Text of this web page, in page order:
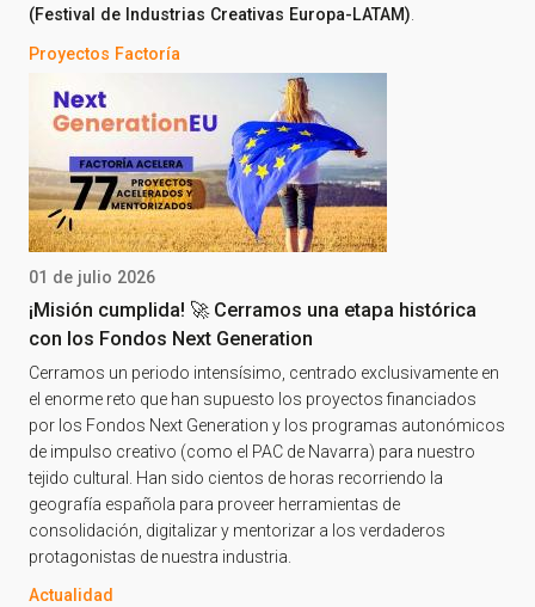
(Festival de Industrias Creativas Europa-LATAM)
Proyectos Factoría
01 de julio 2026
¡Misión cumplida! 🚀 Cerramos una etapa histórica
con los Fondos Next Generation
Cerramos un periodo intensísimo, centrado exclusivamente en
el enorme reto que han supuesto los proyectos financiados
por los Fondos Next Generation y los programas autonómicos
de impulso creativo (como el PAC de Navarra) para nuestro
tejido cultural. Han sido cientos de horas recorriendo la
geografía española para proveer herramientas de
consolidación, digitalizar y mentorizar a los verdaderos
protagonistas de nuestra industria.
Actualidad